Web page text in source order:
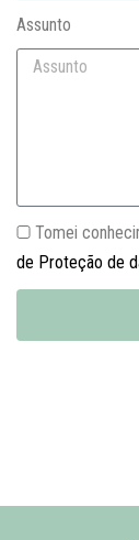
Assunto
Tomei
de Proteção de